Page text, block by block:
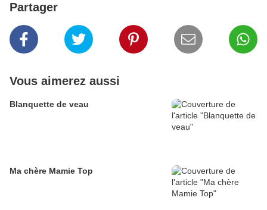
Partager
Vous aimerez aussi
Blanquette de veau
Ma chère Mamie Top